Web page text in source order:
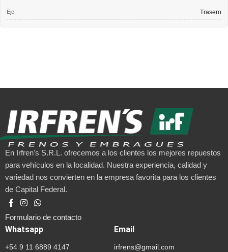
Eje Trasero
En Irfren's S.R.L. ofrecemos a los clientes los mejores repuestos
para vehículos en la localidad. Nuestra experiencia, calidad y
variedad nos convierten en la empresa favorita para los clientes
de Capital Federal.
Formulario de contacto
Whatsapp
+54 9 11 6889 4147
Email
irfrens@gmail.com